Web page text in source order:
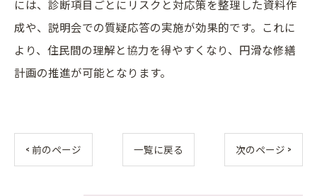
には、診断項目ごとにリスクと対応策を整理した資料作
成や、説明会での質疑応答の実施が効果的です。これに
より、住民間の理解と協力を得やすくなり、円滑な修繕
計画の推進が可能となります。
< 前のページ 一覧に戻る 次のページ >